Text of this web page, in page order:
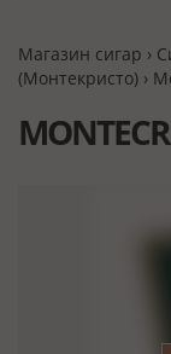
Магазин сигар ›
(Монтекристо) ›